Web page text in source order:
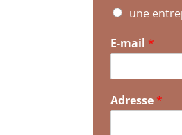
une
E-mail *
Adresse *